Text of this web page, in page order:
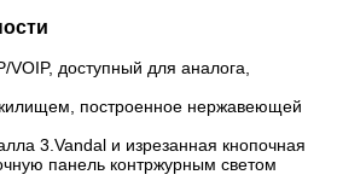
доступный для аналога,
построенное нержавеющей
3.Vandal и изрезанная кнопочная
панель контржурным светом